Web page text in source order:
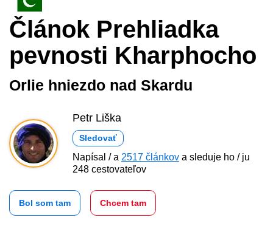
Článok Prehliadka
pevnosti Kharphocho
Orlie hniezdo nad Skardu
Petr Liška
Sledovať
Napísal / a 2517 článkov a sleduje ho / ju
248 cestovateľov
Bol som tam Chcem tam